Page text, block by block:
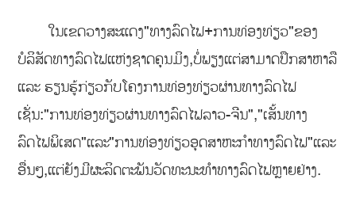
ໃນເຂດວາງສະແດງ"ທາງລົດໄຟ+ການທ່ອງທ່ຽວ"ຂອງ
ບໍລິສັດທາງລົດໄຟແຫ່ງຊາດຄຸນມິງ,ບໍ່ພຽງແຕ່ສາມາດປຶກສາຫາລື
ແລະ ຮຽນຮູ້ກ່ຽວກັບໂຄງການທ່ອງທ່ຽວຜ່ານທາງລົດໄຟ
ເຊັ່ນ:"ການທ່ອງທ່ຽວຜ່ານທາງລົດໄຟລາວ-ຈີນ","ເສັ້ນທາງ
ລົດໄຟພິເສດ"ແລະ"ການທ່ອງທ່ຽວອຸດສາຫະກຳທາງລົດໄຟ"ແລະ
ອື່ນໆ,ແຕ່ຍັງມີຜະລິດຕະພັນວັດທະນະທຳທາງລົດໄຟຫຼາຍຢ່າງ.